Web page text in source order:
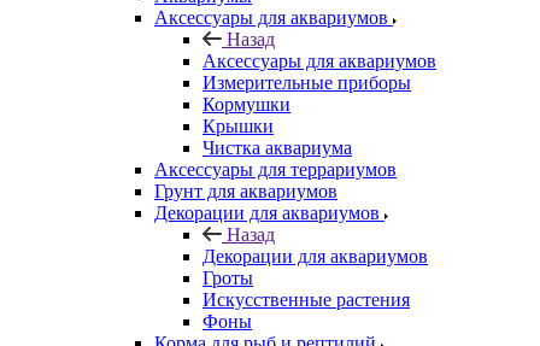
Аксессуары для аквариумов
Назад
Аксессуары для аквариумов
Измерительные приборы
Кормушки
Крышки
Чистка аквариума
Аксессуары для террариумов
Грунт для аквариумов
Декорации для аквариумов
Назад
Декорации для аквариумов
Гроты
Искусственные растения
Фоны